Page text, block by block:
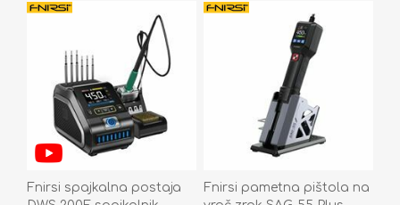
Fnirsi spajkalna postaja
Fnirsi pametna pištola na